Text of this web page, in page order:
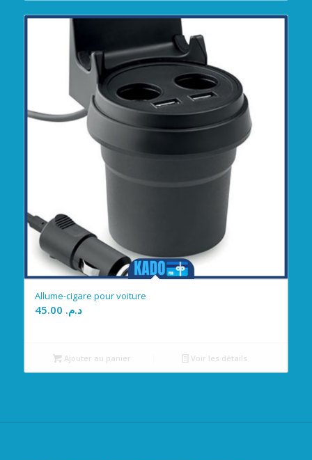
Allume-cigare pour voiture
د.م.
Ajouter au panier Voir les détails